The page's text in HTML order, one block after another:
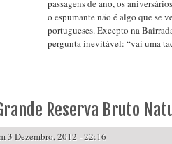
passagens de ano, os
o espumante não é algo que se
portugueses. Excepto na
pergunta inevitável: “vai uma
meets Coimbra 2013
Reserva Bruto
3 Dezembro, 2012 - 22:16